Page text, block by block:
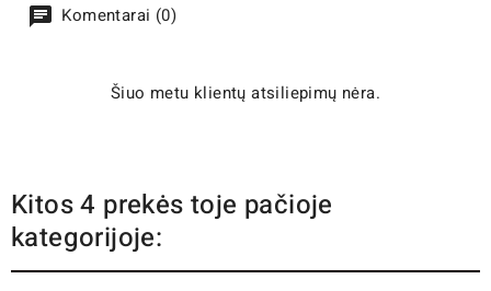
Komentarai (0)
Šiuo metu klientų atsiliepimų nėra.
Kitos 4 prekės toje pačioje
kategorijoje: